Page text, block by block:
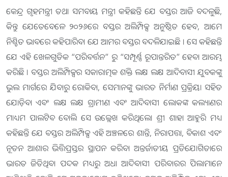
କେନ୍ଦ୍ର ଗୃହମନ୍ତ୍ରୀ ତଥା ସମବାୟ ମନ୍ତ୍ରୀ କହିଛନ୍ତି ଯେ ବସ୍ତର ଆଜି ବଦଳୁଛି,
କିନ୍ତୁ ଯେତେବେଳେ ୨୦୨୬ରେ ବସ୍ତର ଅଲିମ୍ପିକ୍ସ ଅନୁଷ୍ଠିତ ହେବ, ଆମେ
ନିଶ୍ଚିତ ଭାବରେ କହିପାରିବା ଯେ ଆମର ବସ୍ତର ବଦଳିଯାଇଛି । ସେ କହିଛନ୍ତି
ଯେ ଏହି ଖେଳଗୁଡିକ “ପରିବର୍ତ୍ତନ” ରୁ “ସମ୍ପୂର୍ଣ୍ଣ ରୂପାନ୍ତରିତ” ହେବା ଆରମ୍ଭ
କରିଛି । ବସ୍ତର ଅଲିମ୍ପିକ୍ସର ସକାରାତ୍ମକ ଶକ୍ତି ଲକ୍ଷ ଲକ୍ଷ ଆଦିବାସୀ ଯୁବକଙ୍କୁ
ଭୁଲ ମାର୍ଗରେ ଯିବାରୁ ରୋକିବା, ସେମାନଙ୍କୁ ଭାରତ ନିର୍ମାଣ ପ୍ରକ୍ରିୟା ସହିତ
ଯୋଡ଼ିବା ଏବଂ ଲକ୍ଷ ଲକ୍ଷ ଗ୍ରାମୀଣ ଏବଂ ଆଦିବାସୀ ଲୋକଙ୍କ କଲ୍ୟାଣର
ମାଧ୍ୟମ ପାଲଟିବ ବୋଲି ସେ ଉଲ୍ଲେଖ କରିଥିଲେ। ଶ୍ରୀ ଶାହା ଆହୁରି ମଧ୍ୟ
କହିଛନ୍ତି ଯେ ବସ୍ତର ଅଲିମ୍ପିକ୍ସ ଏହି ଅଞ୍ଚଳରେ ଶାନ୍ତି, ନିରାପତ୍ତା, ବିକାଶ ଏବଂ
ନୂତନ ଆଶାର ଭିତ୍ତିପ୍ରସ୍ତର ସ୍ଥାପନ କରିବ। ଅନ୍ତର୍ଜାତୀୟ ପ୍ରତିଯୋଗିତାରେ
ଭାରତ ଜିତିଥିବା ପଦକ ମଧ୍ୟରୁ ଅଧା ଆଦିବାସୀ ପରିବାରର ପିଲାମାନେ